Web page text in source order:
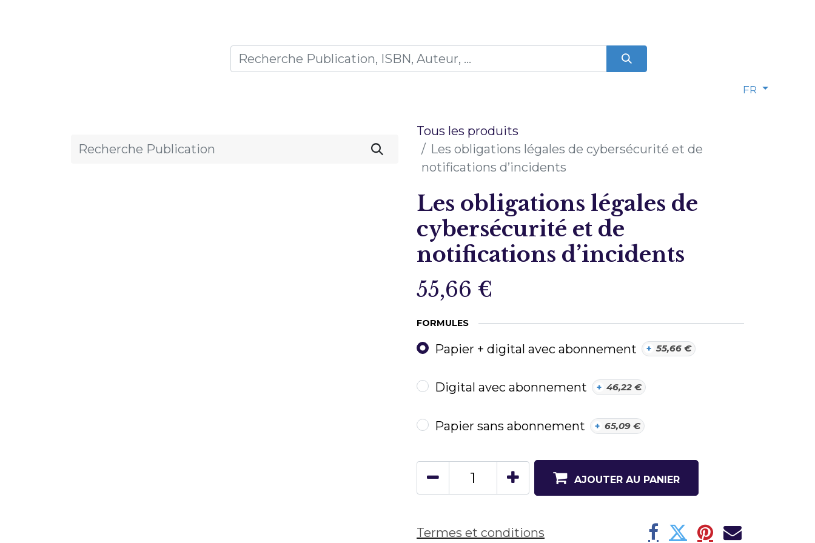
FR
Tous les produits
Les obligations légales de cybersécurité et de
notifications d’incidents
Les obligations légales de
cybersécurité et de
notifications d’incidents
55,66 €
FORMULES
Papier + digital avec abonnement + 55,66 €
Digital avec abonnement + 46,22 €
Papier sans abonnement + 65,09 €
AJOUTER AU PANIER
Termes et conditions